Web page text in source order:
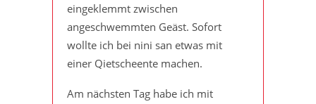
eingeklemmt zwischen
angeschwemmten Geäst. Sofort
wollte ich bei nini san etwas mit
einer Qietscheente machen.
Am nächsten Tag habe ich mit